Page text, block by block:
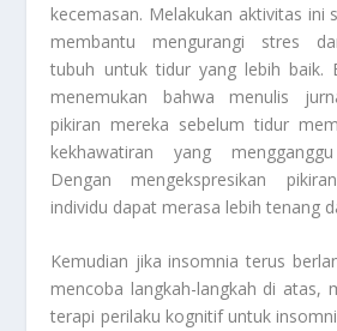
kecemasan. Melakukan aktivitas ini
membantu mengurangi stres
tubuh untuk tidur yang lebih baik.
menemukan bahwa menulis
pikiran mereka sebelum tidur
kekhawatiran yang
Dengan mengekspresikan
individu dapat merasa lebih tenang
Kemudian jika insomnia terus
mencoba langkah-langkah di atas,
terapi perilaku kognitif untuk